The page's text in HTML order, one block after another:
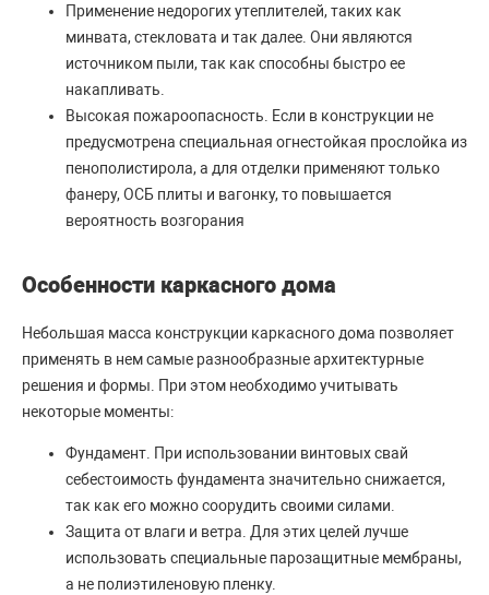
Применение недорогих утеплителей, таких как
минвата, стекловата и так далее. Они являются
источником пыли, так как способны быстро ее
накапливать.
Высокая пожароопасность. Если в конструкции не
предусмотрена специальная огнестойкая прослойка из
пенополистирола, а для отделки применяют только
фанеру, ОСБ плиты и вагонку, то повышается
вероятность возгорания
Особенности каркасного дома
Небольшая масса конструкции каркасного дома позволяет
применять в нем самые разнообразные архитектурные
решения и формы. При этом необходимо учитывать
некоторые моменты:
Фундамент. При использовании винтовых свай
себестоимость фундамента значительно снижается,
так как его можно соорудить своими силами.
Защита от влаги и ветра. Для этих целей лучше
использовать специальные парозащитные мембраны,
а не полиэтиленовую пленку.